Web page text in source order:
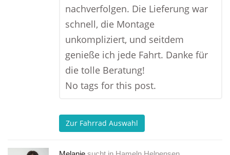
nachverfolgen. Die Lieferung war
schnell, die Montage
unkompliziert, und seitdem
genieße ich jede Fahrt. Danke für
die tolle Beratung!
No tags for this post.
Zur Fahrrad Auswahl